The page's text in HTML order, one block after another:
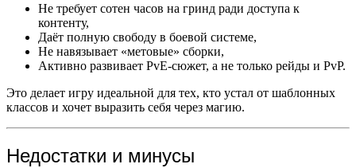
Не требует сотен часов на гринд ради доступа к
контенту,
Даёт полную свободу в боевой системе,
Не навязывает «метовые» сборки,
Активно развивает PvE-сюжет, а не только рейды и PvP.
Это делает игру идеальной для тех, кто устал от шаблонных
классов и хочет выразить себя через магию.
Недостатки и минусы